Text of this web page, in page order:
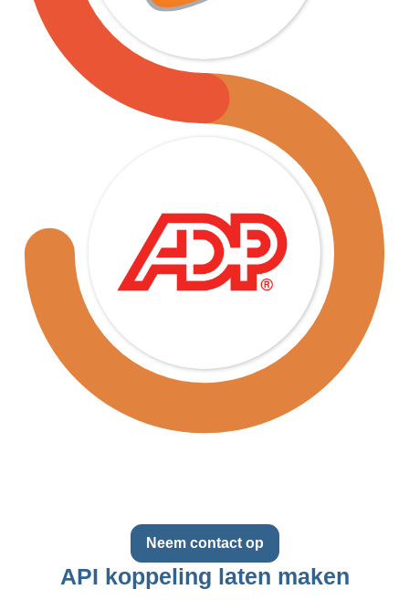
Neem contact op
API koppeling laten maken